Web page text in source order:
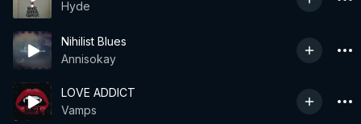
Hyde
Nihilist Blues
Annisokay
LOVE ADDICT
Vamps